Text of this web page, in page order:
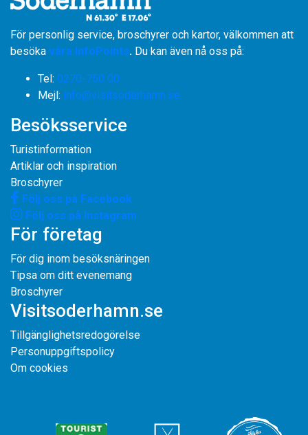
För personlig service, broschyrer och kartor, välkommen att
besöka våra InfoPoints. Du kan även nå oss på:
Tel: 0270-750 00
​​​​​​​Mejl: info@visitsoderhamn.se
Besöksservice
Turistinformation
Artiklar och inspiration
Broschyrer
Följ oss på Facebook
Följ oss på Instagram
För företag
För dig inom besöksnäringen
Tipsa om ditt evenemang
Broschyrer
Visitsoderhamn.se
Tillgänglighetsredogörelse
Personuppgiftspolicy
Om cookies